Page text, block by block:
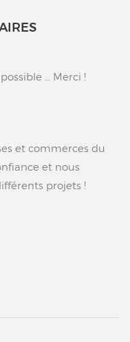
… Merci !
et commerces du
et nous
projets !